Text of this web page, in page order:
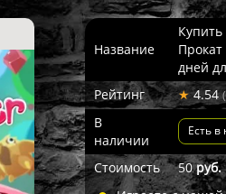
Название
дней
Рейтинг
★4.54
В
наличии
Есть в
Стоимость 50руб.